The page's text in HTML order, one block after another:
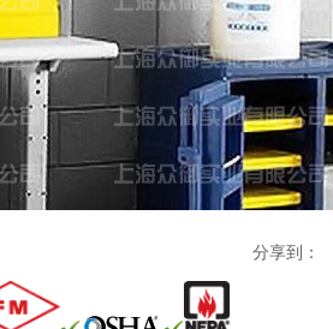
分享到：